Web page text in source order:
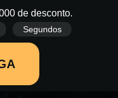
de desconto.
Segundos